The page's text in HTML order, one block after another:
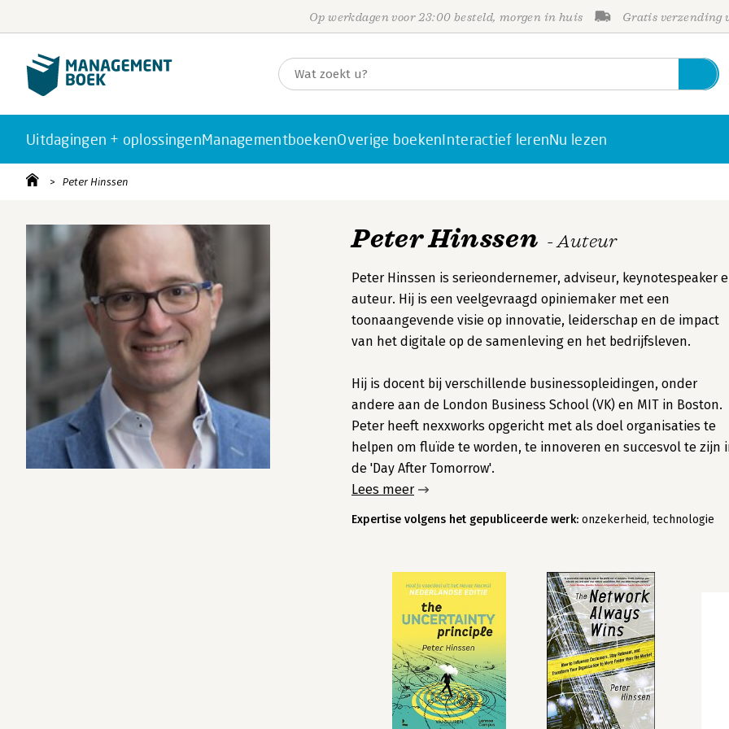
Op werkdagen voor 23:00 besteld, morgen in huis Gratis verzending
Uitdagingen + oplossingenManagementboekenOverige boekenInteractief lerenNu lezen
Peter Hinssen
Peter Hinssen - Auteur
Peter Hinssen is serieondernemer, adviseur, keynotespeaker
auteur. Hij is een veelgevraagd opiniemaker met een
toonaangevende visie op innovatie, leiderschap en de impact
van het digitale op de samenleving en het bedrijfsleven.
Hij is docent bij verschillende businessopleidingen, onder
andere aan de London Business School (VK) en MIT in Boston.
Peter heeft nexxworks opgericht met als doel organisaties te
helpen om fluïde te worden, te innoveren en succesvol te zijn
de 'Day After Tomorrow'.
Lees meer
Expertise volgens het gepubliceerde werk: onzekerheid, technologie